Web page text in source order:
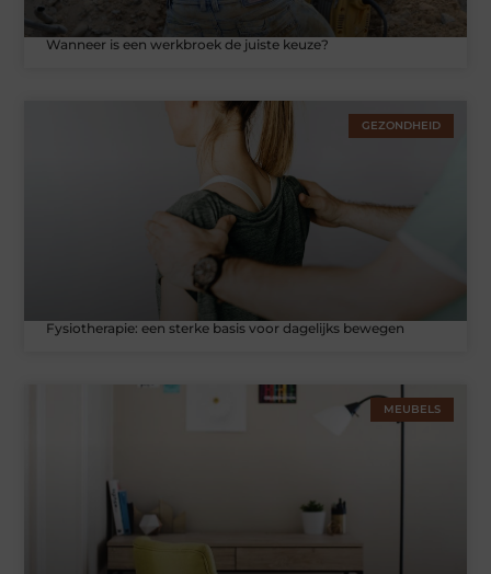
Wanneer is een werkbroek de juiste keuze?
GEZONDHEID
Fysiotherapie: een sterke basis voor dagelijks bewegen
MEUBELS